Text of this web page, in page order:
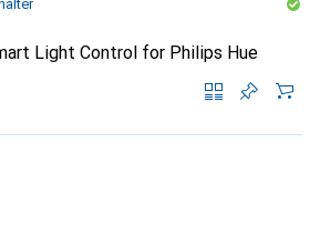
Light Control for Philips Hue